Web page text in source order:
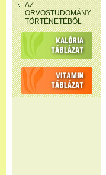
AZ
ORVOSTUDOMÁNY
TÖRTÉNETÉBŐL